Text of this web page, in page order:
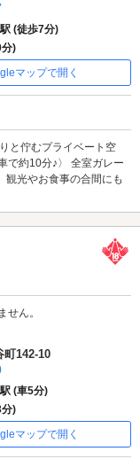
(徒歩7分)
)
マップで開く
と佇むプライベート空
で約10分♪〉 全室ガレー
観光やお食事の合間にも
せん。
町142-10
(車5分)
)
マップで開く